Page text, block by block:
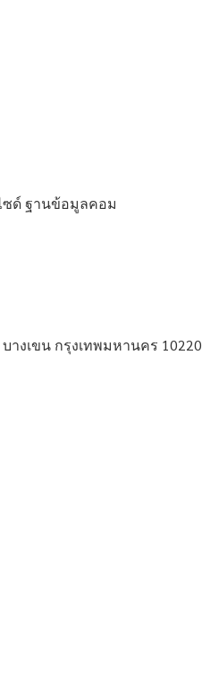
ซด์ ฐานข้อมูลคอม
างเขน กรุงเทพมหานคร 10220